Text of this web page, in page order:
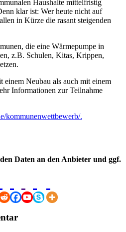
Haushalte mittelfristig
klar ist: Wer heute nicht auf
in Kürze die rasant steigenden
die eine Wärmepumpe in
z.B. Schulen, Kitas, Krippen,
Neubau als auch mit einem
Informationen zur Teilnahme
kommunenwettbewerb/.
Daten an den Anbieter und ggf.